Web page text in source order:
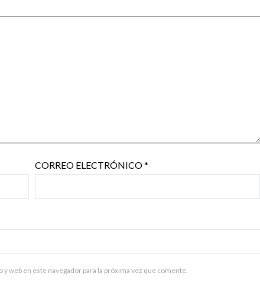
CORREO ELECTRÓNICO*
web en este navegador para la próxima vez que comente.